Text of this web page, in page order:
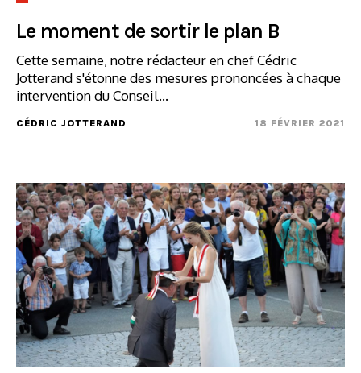
Le moment de sortir le plan B
Cette semaine, notre rédacteur en chef Cédric
Jotterand s'étonne des mesures prononcées à chaque
intervention du Conseil...
CÉDRIC JOTTERAND 18 FÉVRIER 2021